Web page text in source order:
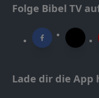
Folge Bibel TV
Lade dir die